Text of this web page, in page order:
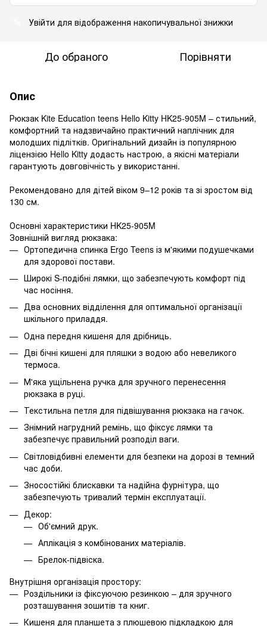
Увійти для відображення накопичувальної знижки
До обраного Порівняти
Опис
Рюкзак Kite Education teens Hello Kitty HK25-905M – стильний,
комфортний та надзвичайно практичний наплічник для
молодших підлітків. Оригінальний дизайн із популярною
ліцензією Hello Kitty додасть настрою, а якісні матеріали
гарантують довговічність у використанні.
Рекомендовано для дітей віком 9–12 років та зі зростом від
130 см.
Основні характеристики HK25-905M
Зовнішній вигляд рюкзака:
Ортопедична спинка Ergo Teens із м'якими подушечками
для здорової постави.
Широкі S-подібні лямки, що забезпечують комфорт під
час носіння.
Два основних відділення для оптимальної організації
шкільного приладдя.
Одна передня кишеня для дрібниць.
Дві бічні кишені для пляшки з водою або невеликого
термоса.
М'яка ущільнена ручка для зручного перенесення
рюкзака в руці.
Текстильна петля для підвішування рюкзака на гачок.
Знімний нагрудний ремінь, що фіксує лямки та
забезпечує правильний розподіл ваги.
Світловідбивні елементи для безпеки на дорозі в темний
час доби.
Зносостійкі блискавки та надійна фурнітура, що
забезпечують тривалий термін експлуатації.
Декор:
Об'ємний друк.
Аплікація з комбінованих матеріалів.
Брелок-підвіска.
Внутрішня організація простору:
Роздільники із фіксуючою резинкою – для зручного
розташування зошитів та книг.
Кишеня для планшета з плюшевою підкладкою для